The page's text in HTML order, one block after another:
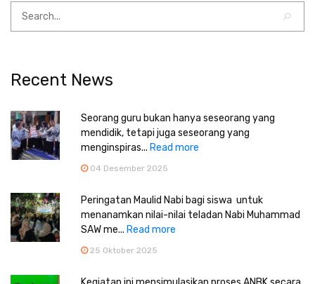
Recent News
Seorang guru bukan hanya seseorang yang
mendidik, tetapi juga seseorang yang
menginspiras... Read more
04 Desember 2025
Peringatan Maulid Nabi bagi siswa untuk
menanamkan nilai-nilai teladan Nabi Muhammad
SAW me... Read more
25 Oktober 2025